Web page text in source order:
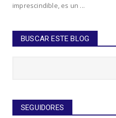
imprescindible, es un ...
BUSCAR ESTE BLOG
SEGUIDORES